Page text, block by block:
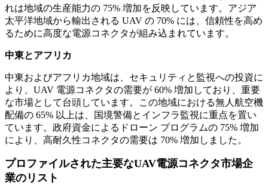
れは地域の生産能力の 75% 増加を反映しています。アジア
太平洋地域から輸出される UAV の 70% には、信頼性を高め
るために高度な電源コネクタが組み込まれています。
中東とアフリカ
中東およびアフリカ地域は、セキュリティと監視への投資に
より、UAV 電源コネクタの需要が 60% 増加しており、重要
な市場として台頭しています。この地域における無人航空機
配備の 65% 以上は、国境警備とインフラ監視に重点を置い
ています。政府資金によるドローン プログラムの 75% 増加
により、高耐久性コネクタの需要は 70% 増加しました。
プロファイルされた主要なUAV電源コネクタ市場企
業のリスト